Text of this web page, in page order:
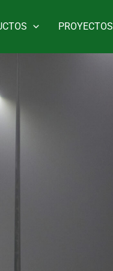
PROYECTOS